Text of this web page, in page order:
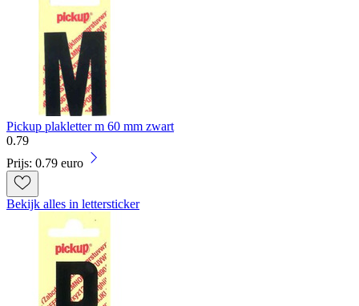
Pickup plakletter m 60 mm zwart
0.79
Prijs: 0.79 euro
Bekijk alles in lettersticker